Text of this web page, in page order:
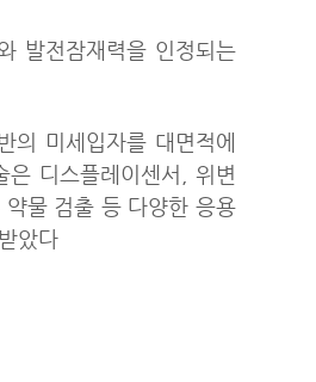
발전잠재력을 인정되는
의 미세입자를 대면적에
디스플레이센서, 위변
물 검출 등 다양한 응용
았다